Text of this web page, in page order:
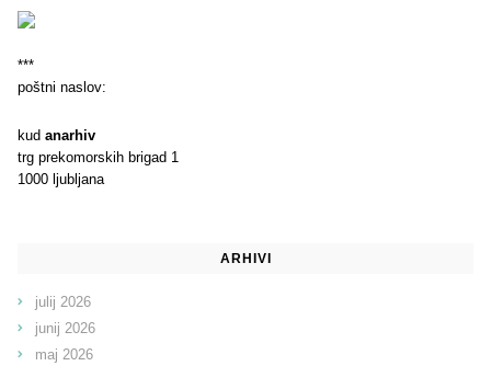
***
poštni naslov:
kud anarhiv
trg prekomorskih brigad 1
1000 ljubljana
ARHIVI
julij 2026
junij 2026
maj 2026